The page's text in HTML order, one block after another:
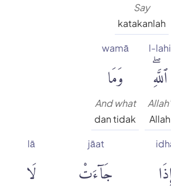
Say
katakanlah
l-lahi
ٱللَّهِۖ
Allah
wamā
وَمَا
And what
dan tidak
jāat
جَآءَتْ
lā
لَا